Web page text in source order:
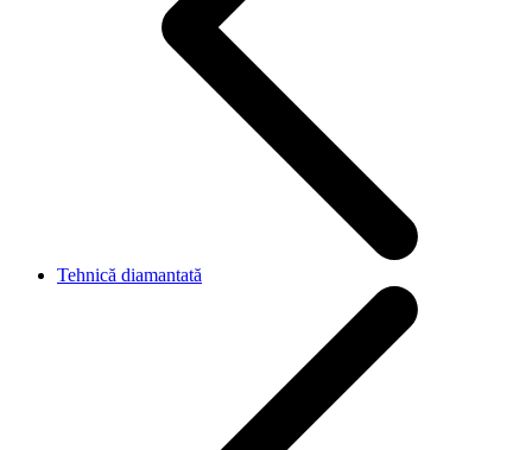
Tehnică diamantată